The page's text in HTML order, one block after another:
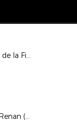
Inside avec les Arbitres de la Finale Hommes
Finale U14 TA - EA St Renan (1-1; 4-5 TAB)